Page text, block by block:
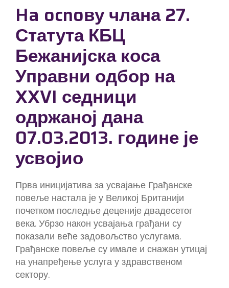
Ha ocnoву члана 27.
Статута КБЦ
Бежанијска коса
Управни одбор на
XXVI седници
одржаној дана
07.03.2013. године је
усвојио
Прва иницијатива за усвајање Грађанске
повеље настала је у Великој Британији
почетком последње деценије двадесетог
века. Убрзо након усвајања грађани су
показали веће задовољство услугама.
Грађанске повеље су имале и снажан утицај
на унапређење услуга у здравственом
сектору.